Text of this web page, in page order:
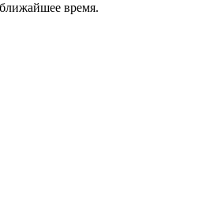
время.